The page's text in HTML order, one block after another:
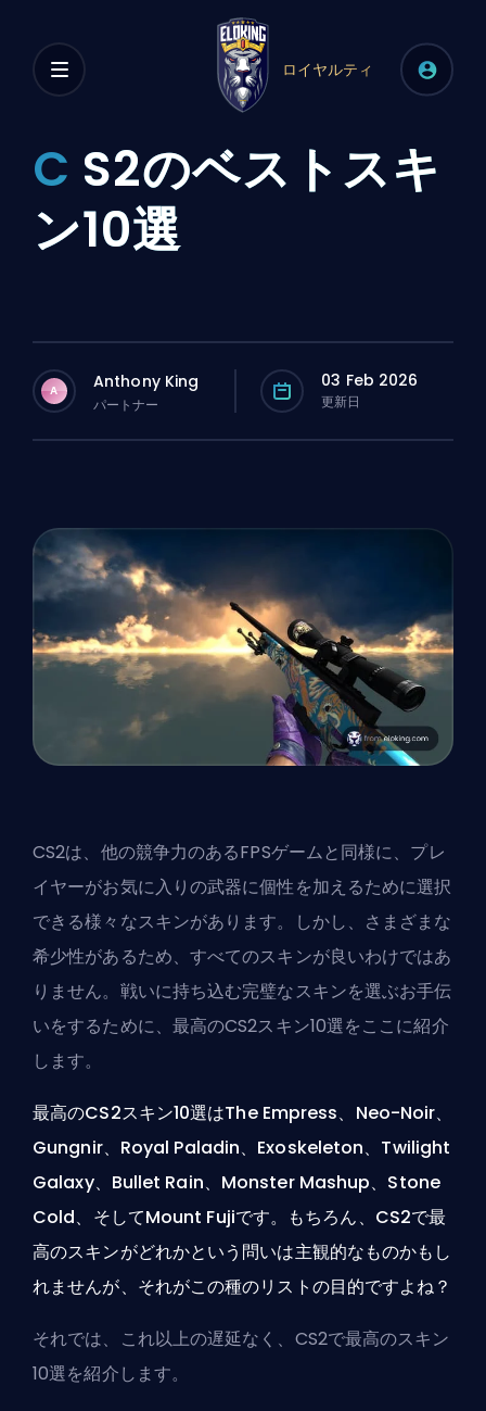
ロイヤルティ
C S2のベストスキ
ン10選
A Anthony King
パートナー
03 Feb 2026
更新日
CS2は、他の競争力のあるFPSゲームと同様に、プレ
イヤーがお気に入りの武器に個性を加えるために選択
できる様々なスキンがあります。しかし、さまざまな
希少性があるため、すべてのスキンが良いわけではあ
りません。戦いに持ち込む完璧なスキンを選ぶお手伝
いをするために、最高のCS2スキン10選をここに紹介
します。
最高のCS2スキン10選はThe Empress、Neo-Noir、
Gungnir、Royal Paladin、Exoskeleton、Twilight
Galaxy、Bullet Rain、Monster Mashup、Stone
Cold、そしてMount Fujiです。もちろん、CS2で最
高のスキンがどれかという問いは主観的なものかもし
れませんが、それがこの種のリストの目的ですよね？
それでは、これ以上の遅延なく、CS2で最高のスキン
10選を紹介します。